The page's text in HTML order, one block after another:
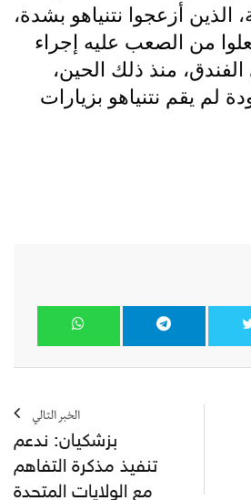
الذين أزعجوا نتنياهو بشدة،
من الصعب عليه إجراء
منذ ذلك الحين،
لم يقم نتنياهو بزيارات
الخبر التالي
بزشكيان: ندعم
تنفيذ مذكرة التفاهم
مع الولايات المتحدة